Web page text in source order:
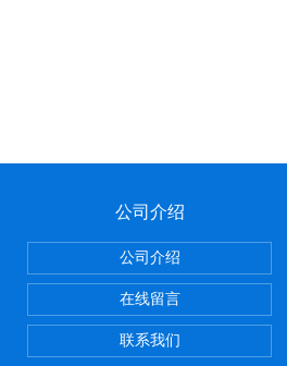
公司介绍
公司介绍
在线留言
联系我们